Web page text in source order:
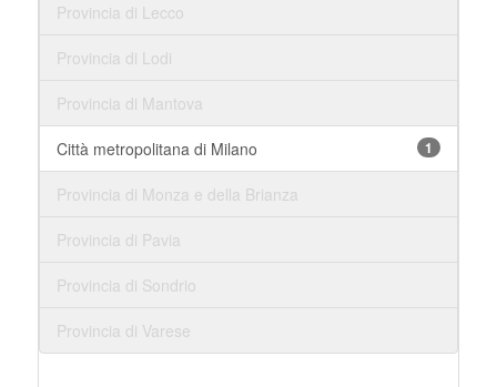
Provincia di Lecco
Provincia di Lodi
Provincia di Mantova
Città metropolitana di Milano 1
Provincia di Monza e della Brianza
Provincia di Pavia
Provincia di Sondrio
Provincia di Varese